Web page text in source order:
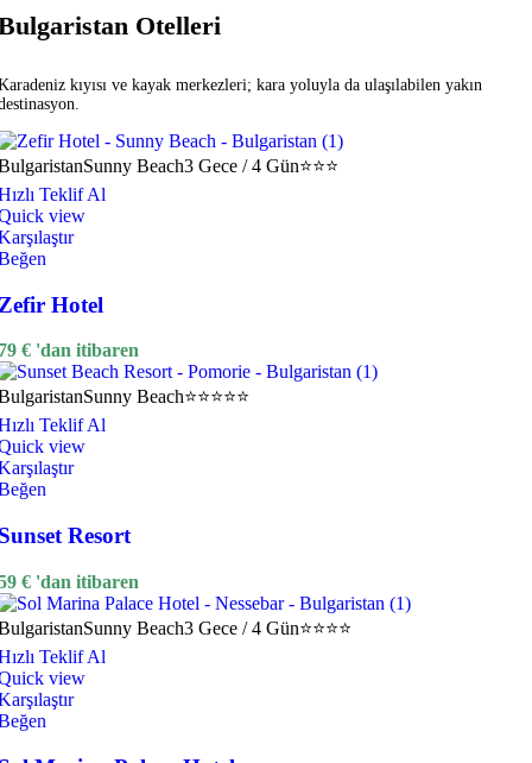
Otelleri
kıyısı ve kayak merkezleri; kara yoluyla da ulaşılabilen yakın
Sunny Beach3 Gece / 4 Gün⭐⭐⭐
Teklif Al
view
Hotel
€ 'dan itibaren
Sunny Beach⭐⭐⭐⭐⭐
Teklif Al
view
Resort
€ 'dan itibaren
Sunny Beach3 Gece / 4 Gün⭐⭐⭐⭐
Teklif Al
view